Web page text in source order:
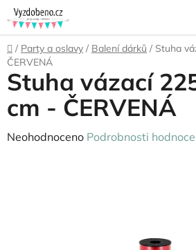
Přejít
na
obsah
Domů
/ Party a oslavy / Balení dárků / Stuha
ČERVENÁ
Stuha vázací
cm - ČERVENÁ
Průměrné
Neohodnoceno Podrobnosti